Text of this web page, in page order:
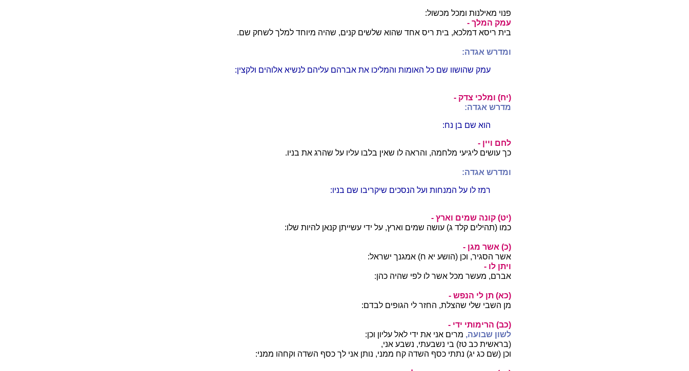
פנוי מאילנות ומכל מכשול:
עמק המלך -
בית ריסא דמלכא, בית ריס אחד שהוא שלשים קנים, שהיה מיוחד למלך לשחק שם.
ומדרש אגדה:
עמק שהושוו שם כל האומות והמליכו את אברהם עליהם לנשיא אלוהים ולקצין:
(יח) ומלכי צדק -
מדרש אגדה:
הוא שם בן נח:
לחם ויין -
כך עושים ליגיעי מלחמה, והראה לו שאין בלבו עליו על שהרג את בניו.
ומדרש אגדה:
רמז לו על המנחות ועל הנסכים שיקריבו שם בניו:
(יט) קונה שמים וארץ -
כמו (תהילים קלד ג) עושה שמים וארץ, על ידי עשייתן קנאן להיות שלו:
(כ) אשר מגן -
אשר הסגיר, וכן (הושע יא ח) אמגנך ישראל:
ויתן לו -
אברם, מעשר מכל אשר לו לפי שהיה כהן:
(כא) תן לי הנפש -
מן השבי שלי שהצלת, החזר לי הגופים לבדם:
(כב) הרימותי ידי -
לשון שבועה, מרים אני את ידי לאל עליון וכן:
(בראשית כב טז) בי נשבעתי, נשבע אני,
וכן (שם כג יג) נתתי כסף השדה קח ממני, נותן אני לך כסף השדה וקחהו ממני: